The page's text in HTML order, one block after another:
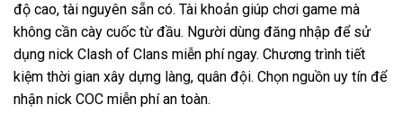
độ cao, tài nguyên sẵn có. Tài khoản giúp chơi game mà
không cần cày cuốc từ đầu. Người dùng đăng nhập để sử
dụng nick Clash of Clans miễn phí ngay. Chương trình tiết
kiệm thời gian xây dựng làng, quân đội. Chọn nguồn uy tín để
nhận nick COC miễn phí an toàn.